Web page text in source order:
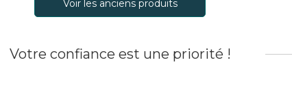
Voir les anciens produits
Votre confiance est une priorité !